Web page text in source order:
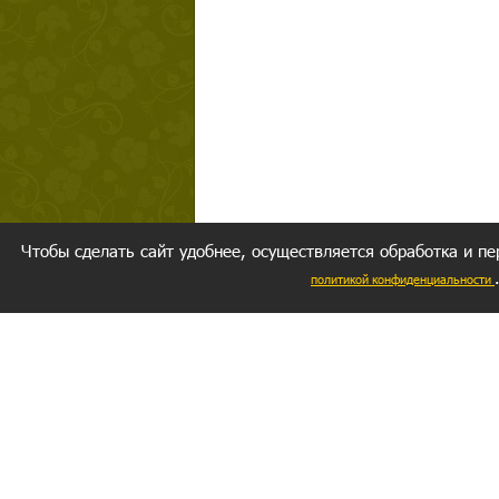
Чтобы сделать сайт удобнее, осуществляется обработка и
политикой конфиденциальности